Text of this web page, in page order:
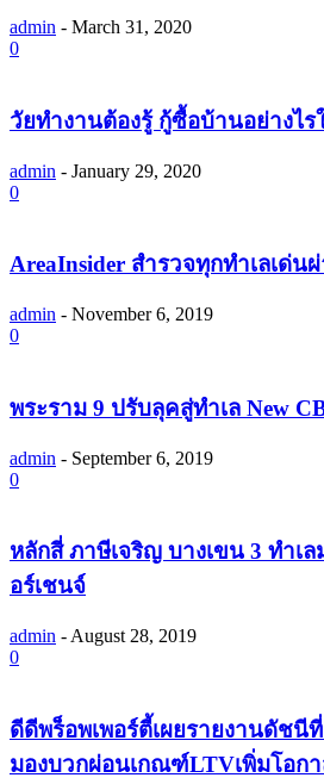
admin - March 31, 2020
0
วัยทำงานต้องรู้ กู้ซื้อบ้านอย่างไ
admin - January 29, 2020
0
AreaInsider สำรวจทุกทำเลเด่น
admin - November 6, 2019
0
พระราม 9 ปรับลุคสู่ทำเล New
admin - September 6, 2019
0
หลักสี่ ภาษีเจริญ บางเขน 3 ทำเ
อร์เชนจ์
admin - August 28, 2019
0
ดีดีพร็อพเพอร์ตี้เผยรายงานดัชนี
มองบวกผ่อนเกณฑ์LTVเพิ่มโอก